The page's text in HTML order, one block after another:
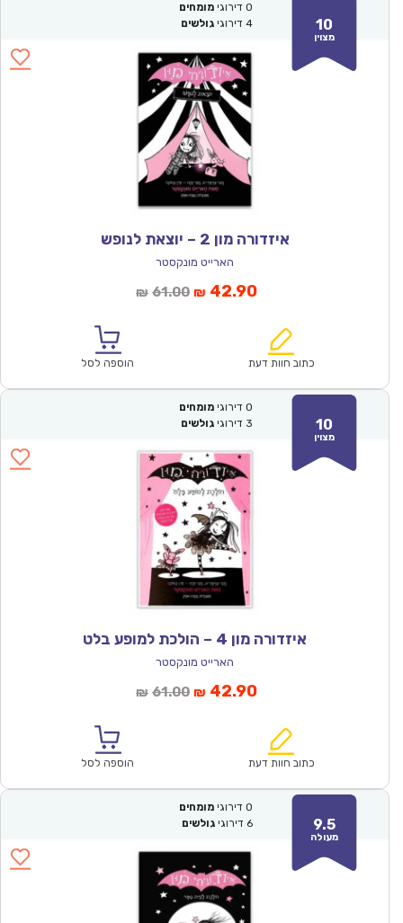
10
מצוין
0 דירוגי מומחים
4 דירוגי גולשים
איזדורה מון 2 – יוצאת לנופש
הארייט מונקסטר
₪ 61.00המחיר
₪61.00.
₪ 42.90המחיר
הוא:
כתוב חוות דעת הוספה לסל
10
מצוין
0 דירוגי מומחים
3 דירוגי גולשים
איזדורה מון 4 – הולכת למופע בלט
הארייט מונקסטר
₪ 61.00המחיר
₪61.00.
₪ 42.90המחיר
הוא:
כתוב חוות דעת הוספה לסל
9.5
מעולה
0 דירוגי מומחים
6 דירוגי גולשים